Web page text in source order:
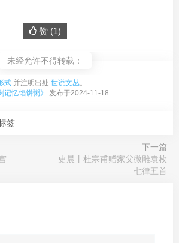
赞 (1)
未经允许不得转载：
式 并注明出处 世说文丛。
记忆馅饼粥》 发布于2024-11-18
签
下一篇
史晨丨杜宗甫赠家父微雕袁枚
七律五首